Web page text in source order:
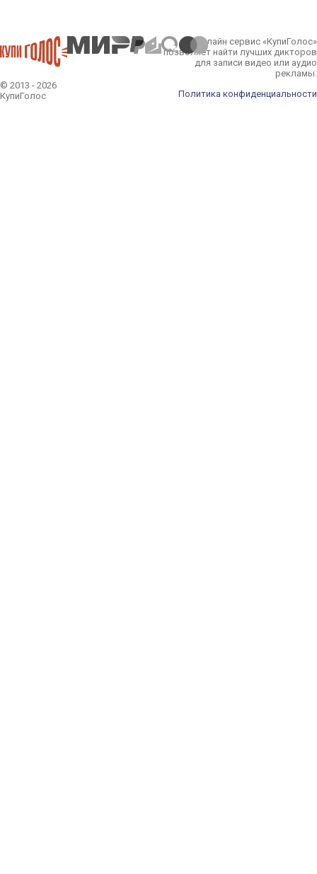
© 2013 - 2026
КупиГолос
Онлайн сервис «КупиГолос»
позволяет найти лучших дикторов
для записи видео или аудио
рекламы.
Политика конфиденциальности